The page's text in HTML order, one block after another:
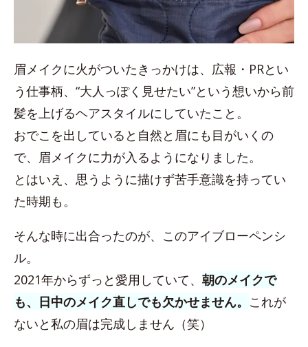
眉メイクに火がついたきっかけは、広報・PRとい
う仕事柄、“大人っぽく見せたい”という想いから前
髪を上げるヘアスタイルにしていたこと。
おでこを出していると自然と眉にも目がいくの
で、眉メイクに力が入るようになりました。
とはいえ、思うように描けず苦手意識を持ってい
た時期も。
そんな時に出合ったのが、このアイブローペンシ
ル。
2021年からずっと愛用していて、 朝のメイクで
も、日中のメイク直しでも欠かせません。 これが
ないと私の眉は完成しません（笑）